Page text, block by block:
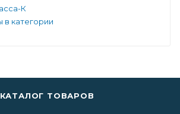
К
в категории
КАТАЛОГ ТОВАРОВ